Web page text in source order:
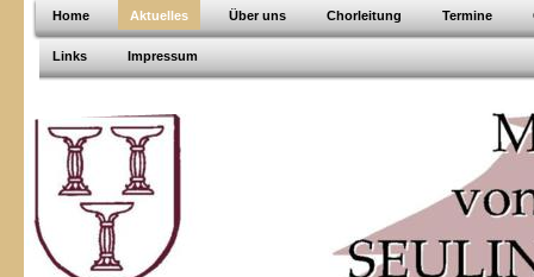
Home Aktuelles Über uns Chorleitung Termine
Links Impressum